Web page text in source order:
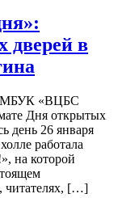
дверей в
МБУК «ВЦБС
Дня открытых
день 26 января
работала
на которой
читателях, […]